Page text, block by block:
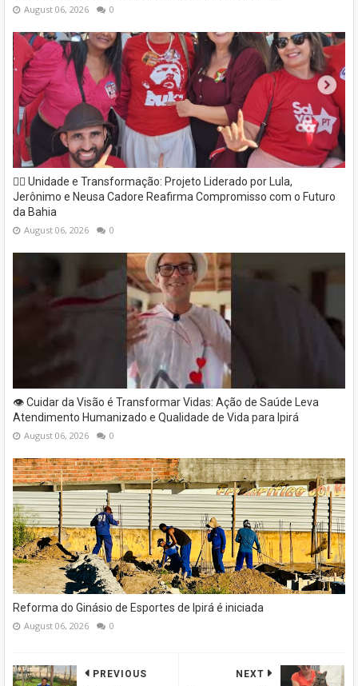
August 06, 2026 0
✊🏽 Unidade e Transformação: Projeto Liderado por Lula,
Jerônimo e Neusa Cadore Reafirma Compromisso com o Futuro
da Bahia
August 06, 2026 0
👁️ Cuidar da Visão é Transformar Vidas: Ação de Saúde Leva
Atendimento Humanizado e Qualidade de Vida para Ipirá
August 06, 2026 0
Reforma do Ginásio de Esportes de Ipirá é iniciada
August 06, 2026 0
NEXT
PREVIOUS